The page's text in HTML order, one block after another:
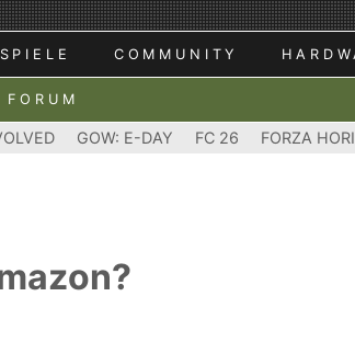
SPIELE COMMUNITY
FORUM
GOW: E-DAY FC 26 FORZA